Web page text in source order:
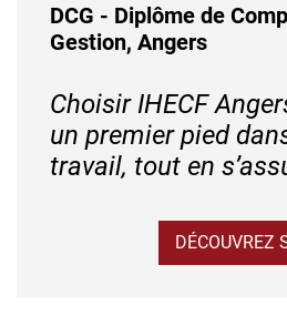
DCG - Diplôme de
Gestion, Angers
Choisir IHECF
un premier pied
travail, tout en
DÉCOUVREZ